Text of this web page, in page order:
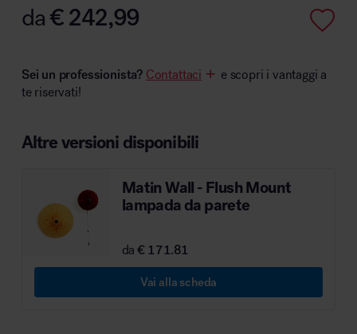
da€242,99
Sei un professionista? Contattaci
e scopri i vantaggi a
te riservati!
Altre versioni disponibili
Matin Wall - Flush Mount
lampada da parete
da€ 171.81
Vai alla scheda